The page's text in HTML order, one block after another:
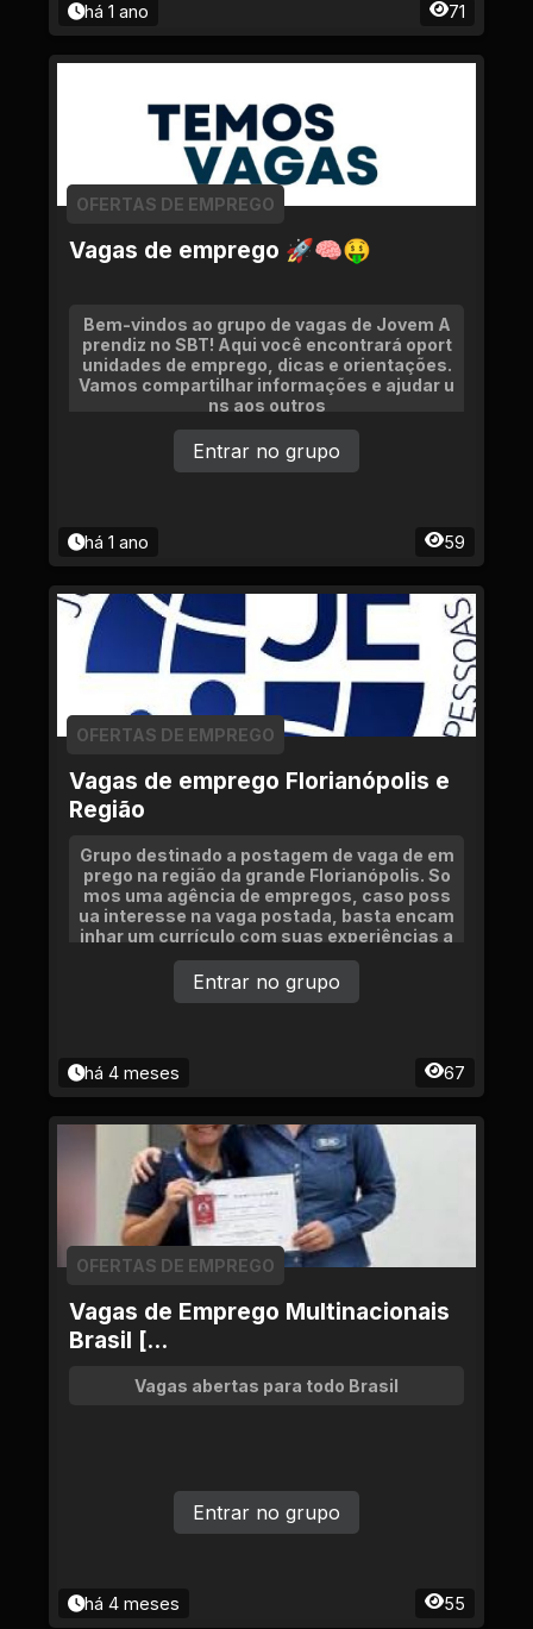
há 1 ano 71
Vagas de emprego 🚀🧠🤑
OFERTAS DE EMPREGO
Bem-vindos ao grupo de vagas de Jovem A
prendiz no SBT! Aqui você encontrará oport
unidades de emprego, dicas e orientações.
Vamos compartilhar informações e ajudar u
ns aos outros
há 1 ano 59
Entrar no grupo
Vagas de emprego Florianópolis e
Região
OFERTAS DE EMPREGO
Grupo destinado a postagem de vaga de em
prego na região da grande Florianópolis. So
mos uma agência de empregos, caso poss
ua interesse na vaga postada, basta encam
inhar um currículo com suas experiências a
tualizadas para o adm do grupo
há 4 meses 67
Entrar no grupo
Vagas de Emprego Multinacionais
Brasil [...
OFERTAS DE EMPREGO
Vagas abertas para todo Brasil
há 4 meses 55
Entrar no grupo